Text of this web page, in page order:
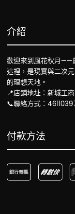
介紹
歡迎來到風花秋月——
這裡，是現實與二次
的理想天地。
📍店鋪地址：新城工
📞聯絡方式：
付款方法